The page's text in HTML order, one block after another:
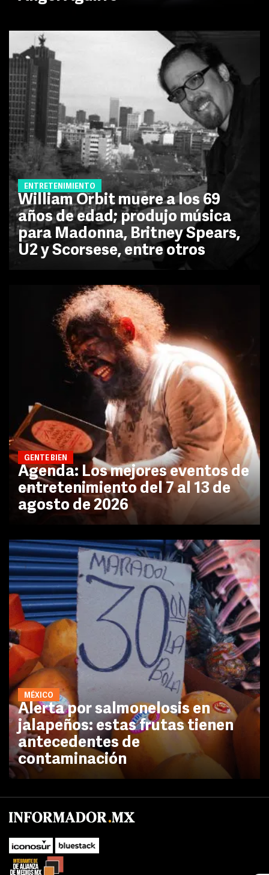
ENTRETENIMIENTO
William Orbit muere a los 69
años de edad; produjo música
para Madonna, Britney Spears,
U2 y Scorsese, entre otros
GENTE BIEN
Agenda: Los mejores eventos de
entretenimiento del 7 al 13 de
agosto de 2026
MÉXICO
Alerta por salmonelosis en
jalapeños: estas frutas tienen
antecedentes de
contaminación